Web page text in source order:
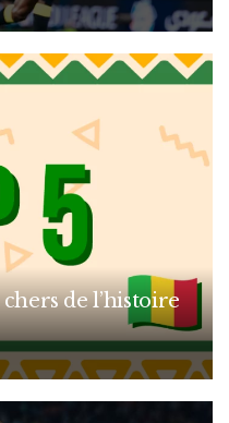
de l’histoire